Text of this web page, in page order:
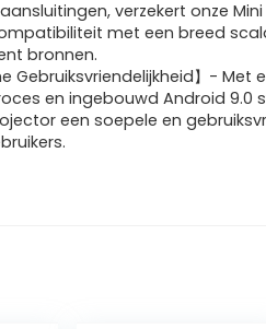
verzekert onze
met een breed
bronnen.
Gebruiksvriendelijkheid】- Met
en ingebouwd Android 9.0
een soepele en